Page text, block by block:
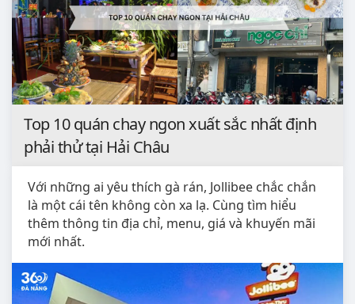
Top 10 quán chay ngon xuất sắc nhất định
phải thử tại Hải Châu
Với những ai yêu thích gà rán, Jollibee chắc chắn
là một cái tên không còn xa lạ. Cùng tìm hiểu
thêm thông tin địa chỉ, menu, giá và khuyến mãi
mới nhất.